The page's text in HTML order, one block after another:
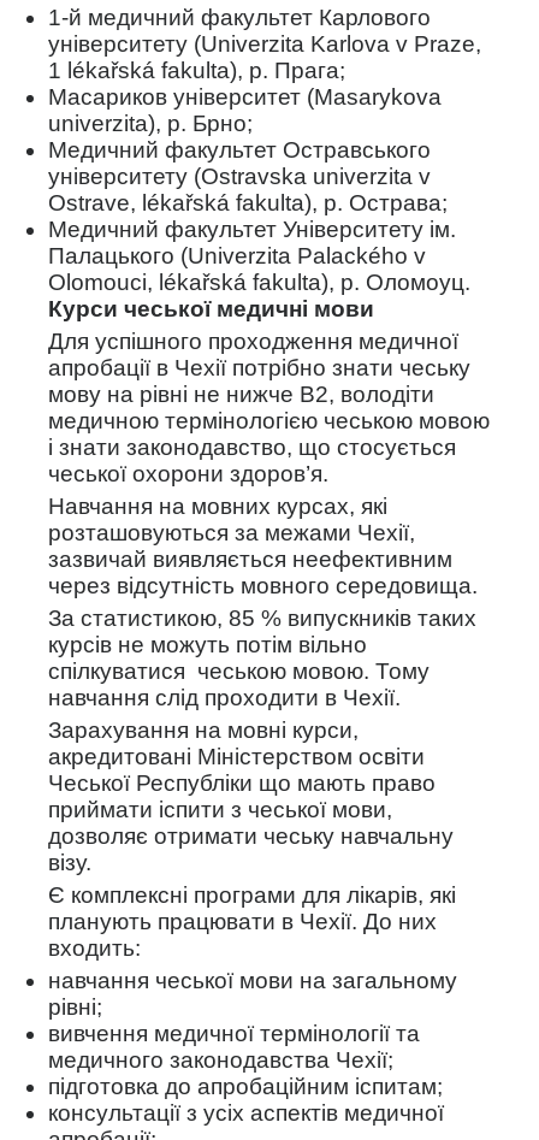
1-й медичний факультет Карлового
університету (Univerzita Karlova v Praze,
1 lékařská fakulta), р. Прага;
Масариков університет (Masarykova
univerzita), р. Брно;
Медичний факультет Остравського
університету (Ostravska univerzita v
Ostrave, lékařská fakulta), р. Острава;
Медичний факультет Університету ім.
Палацького (Univerzita Palackého v
Olomouci, lékařská fakulta), р. Оломоуц.
Курси чеської медичні мови
Для успішного проходження медичної
апробації в Чехії потрібно знати чеську
мову на рівні не нижче В2, володіти
медичною термінологією чеською мовою
і знати законодавство, що стосується
чеської охорони здоров’я.
Навчання на мовних курсах, які
розташовуються за межами Чехії,
зазвичай виявляється неефективним
через відсутність мовного середовища.
За статистикою, 85 % випускників таких
курсів не можуть потім вільно
спілкуватися чеською мовою. Тому
навчання слід проходити в Чехії.
Зарахування на мовні курси,
акредитовані Міністерством освіти
Чеської Республіки що мають право
приймати іспити з чеської мови,
дозволяє отримати чеську навчальну
візу.
Є комплексні програми для лікарів, які
планують працювати в Чехії. До них
входить:
навчання чеської мови на загальному
рівні;
вивчення медичної термінології та
медичного законодавства Чехії;
підготовка до апробаційним іспитам;
консультації з усіх аспектів медичної